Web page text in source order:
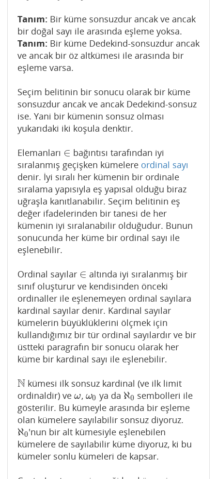
Tanım: Bir küme sonsuzdur ancak ve ancak
bir doğal sayı ile arasında eşleme yoksa.
Tanım: Bir küme Dedekind-sonsuzdur ancak
ve ancak bir öz altkümesi ile arasında bir
eşleme varsa.
Seçim belitinin bir sonucu olarak bir küme
sonsuzdur ancak ve ancak Dedekind-sonsuz
ise. Yani bir kümenin sonsuz olması
yukarıdaki iki koşula denktir.
Elemanları ∈
∈ bağıntısı tarafından iyi
sıralanmış geçişken kümelere ordinal sayı
denir. İyi sıralı her kümenin bir ordinale
sıralama yapısıyla eş yapısal olduğu biraz
uğraşla kanıtlanabilir. Seçim belitinin eş
değer ifadelerinden bir tanesi de her
kümenin iyi sıralanabilir olduğudur. Bunun
sonucunda her küme bir ordinal sayı ile
eşlenebilir.
Ordinal sayılar ∈
∈ altında iyi sıralanmış bir
sınıf oluşturur ve kendisinden önceki
ordinaller ile eşlenemeyen ordinal sayılara
kardinal sayılar denir. Kardinal sayılar
kümelerin büyüklüklerini ölçmek için
kullandığımız bir tür ordinal sayılardır ve bir
üstteki paragrafın bir sonucu olarak her
küme bir kardinal sayı ile eşlenebilir.
N
N kümesi ilk sonsuz kardinal (ve ilk limit
ordinaldir) ve ω
ω, ω0
ω0 ya da ℵ0
ℵ0 sembolleri ile
gösterilir. Bu kümeyle arasında bir eşleme
olan kümelere sayılabilir sonsuz diyoruz.
ℵ0
ℵ0'nun bir alt kümesiyle eşlenebilen
kümelere de sayılabilir küme diyoruz, ki bu
kümeler sonlu kümeleri de kapsar.